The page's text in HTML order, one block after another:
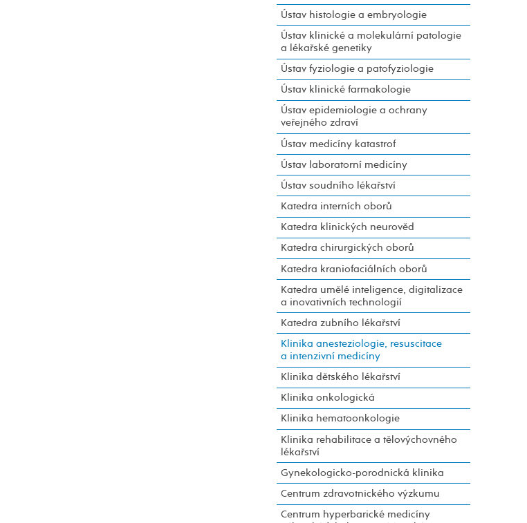
Ústav histologie a embryologie
Ústav klinické a molekulární patologie
a lékařské genetiky
Ústav fyziologie a patofyziologie
Ústav klinické farmakologie
Ústav epidemiologie a ochrany
veřejného zdraví
Ústav medicíny katastrof
Ústav laboratorní medicíny
Ústav soudního lékařství
Katedra interních oborů
Katedra klinických neurověd
Katedra chirurgických oborů
Katedra kraniofaciálních oborů
Katedra umělé inteligence, digitalizace
a inovativních technologií
Katedra zubního lékařství
Klinika anesteziologie, resuscitace
a intenzivní medicíny
Klinika dětského lékařství
Klinika onkologická
Klinika hematoonkologie
Klinika rehabilitace a tělovýchovného
lékařství
Gynekologicko-porodnická klinika
Centrum zdravotnického výzkumu
Centrum hyperbarické medicíny